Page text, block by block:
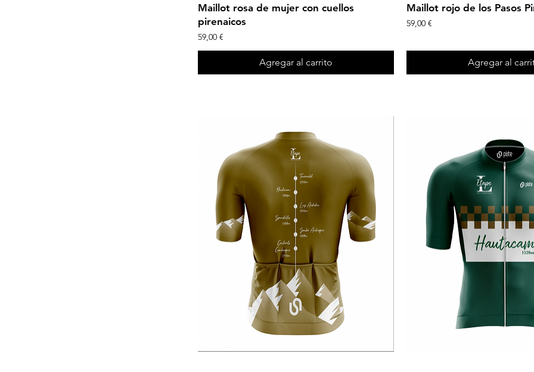
Vista rápida
Maillot rosa de mujer con cuellos
pirenaicos
Precio
59,00 €
Agregar al carrito
Vista rápida
Maillot rojo de los Pasos
Precio
59,00 €
Agregar al